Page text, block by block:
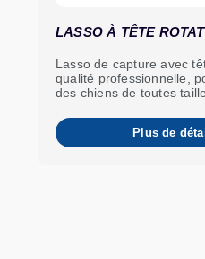
LASSO À TÊTE
Lasso de capture avec
qualité professionnelle,
des chiens de toutes
Plus de